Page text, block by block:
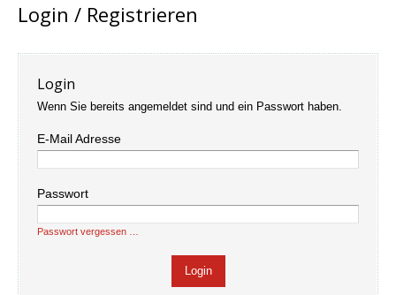
Login / Registrieren
Login
Wenn Sie bereits angemeldet sind und ein Passwort haben.
E-Mail Adresse
Passwort
Passwort vergessen …